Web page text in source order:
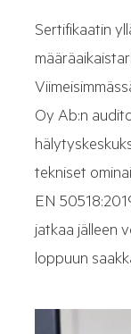
Sertifikaatin
Oy Ab:n
tekniset
EN
jatkaa jälleen
loppuun